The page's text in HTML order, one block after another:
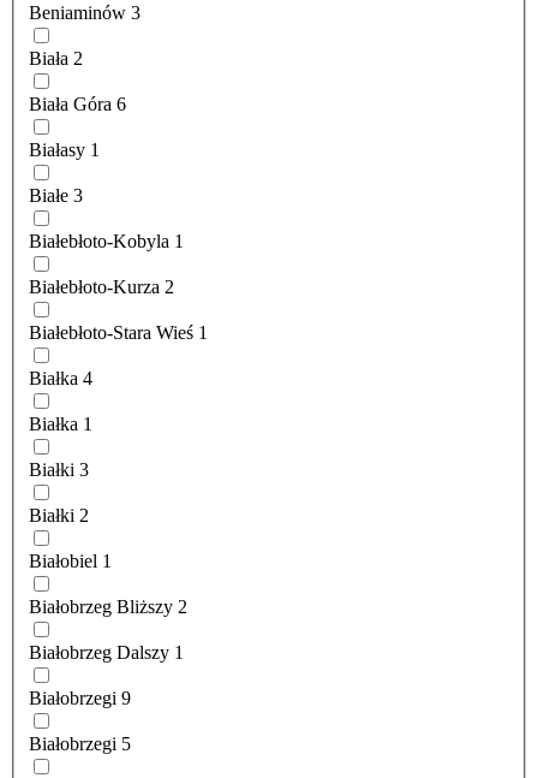
Beniaminów 3
Biała 2
Biała Góra 6
Białasy 1
Białe 3
Białebłoto-Kobyla 1
Białebłoto-Kurza 2
Białebłoto-Stara Wieś 1
Białka 4
Białka 1
Białki 3
Białki 2
Białobiel 1
Białobrzeg Bliższy 2
Białobrzeg Dalszy 1
Białobrzegi 9
Białobrzegi 5